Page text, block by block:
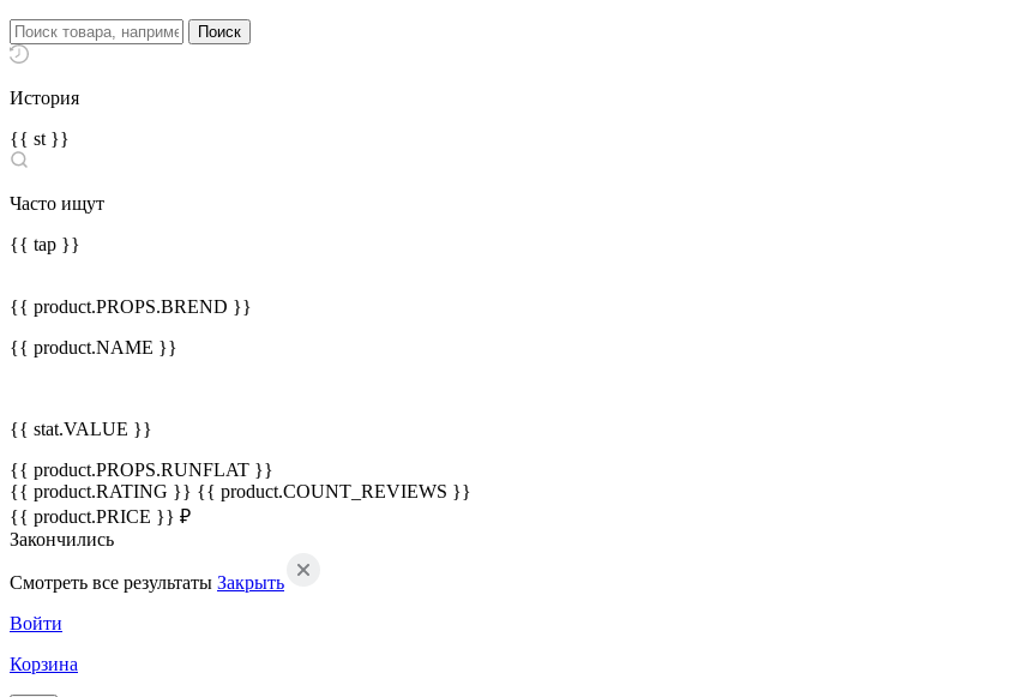
История
{{ st }}
Часто ищут
{{ tap }}
{{ product.PROPS.BREND }}
{{ product.NAME }}
{{ stat.VALUE }}
{{ product.PROPS.RUNFLAT }}
{{ product.RATING }} {{ product.COUNT_REVIEWS }}
{{ product.PRICE }} ₽
Закончились
Смотреть все результаты Закрыть
Войти
Корзина